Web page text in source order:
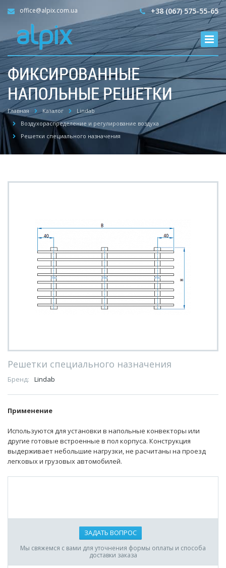
+38 (067) 575-55-65
office@alpix.com.ua
ФИКСИРОВАННЫЕ
НАПОЛЬНЫЕ РЕШЕТКИ
Главная Каталог
Lindab
Воздухораспределение и регулирование воздуха
Решетки специального назначения
Решетки специального назначения
Бренд: Lindab
Применение
Используются для установки в напольные конвекторы или
другие готовые встроенные в пол корпуса. Конструкция
выдерживает небольшие нагрузки, не расчитаны на проезд
легковых и грузовых автомобилей.
ЗАДАТЬ ВОПРОС
Мы свяжемся с вами для уточнения формы оплаты и способа
доставки заказа